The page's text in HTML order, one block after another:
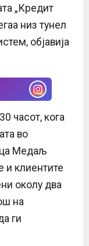
„Кредит
низ тунел
објавија
часот, кога
во
Медаљ
и клиентите
околу два
на
ги